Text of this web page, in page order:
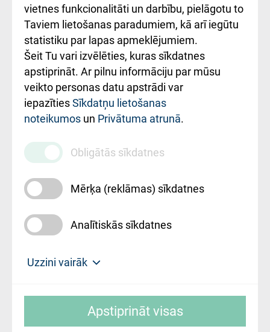
Rēķinu apmaksas
ceļvedis
Rekvizīti un
ārstniecības
iestādes kods
010000234
Maksas
pakalpojumu
cenrādis
vietnes funkcionalitāti un darbību, pielāgotu to
Taviem lietošanas paradumiem, kā arī iegūtu
statistiku par lapas apmeklējumiem.
Šeit Tu vari izvēlēties, kuras sīkdatnes
apstiprināt. Ar pilnu informāciju par mūsu
veikto personas datu apstrādi var
iepazītiesSīkdatņu lietošanas
noteikumos un Privātuma atrunā.
Obligātās sīkdatnes
Mērķa (reklāmas) sīkdatnes
Analītiskās sīkdatnes
Uzzini vairāk
slimnīca, turpmāk – Pārzinis, sīkdatņu
Apstiprināt visas